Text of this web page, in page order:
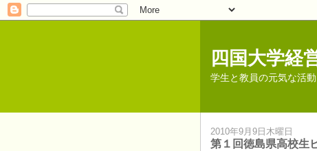
四国大学経
学生と教員の元気な活
2010年9月9日木曜日
第１回徳島県高校生